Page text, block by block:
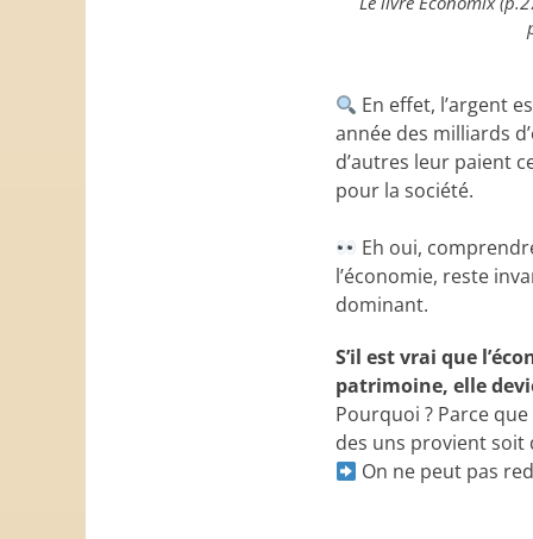
En effet, l’argent
année des milliards
d’autres leur paient
pour la société.
Eh oui,
l’économie, reste
dominant.
S’il est vrai que
patrimoine, elle
Pourquoi ? Parce
des uns provient soit
On ne peut pas